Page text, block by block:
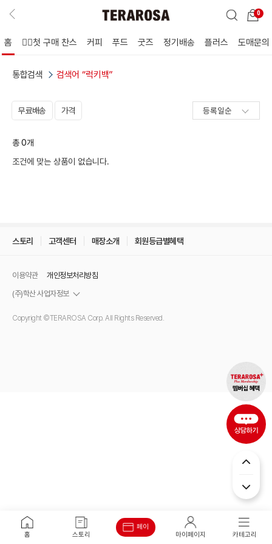
홈 스토리
페이
마이페이지
카테고리
0
홈 🖐🏻첫 구매 찬스 커피 푸드 굿즈 정기배송 플러스 도매문의
통합검색 검색어 “럭키백”
무료배송 가격
총0개
조건에 맞는 상품이 없습니다.
스토리 고객센터 매장소개 회원등급별혜택
이용약관
개인정보처리방침
(주)학산 사업자정보
Copyright ©TERAROSA Corp. All Rights Reserved.